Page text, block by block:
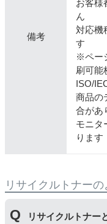
備考
お客様
ん
対応機
す
※ペー
刷可能
ISO/
商品の
合があ
モニタ
ります
リサイクルトナー
リサイクルトナー